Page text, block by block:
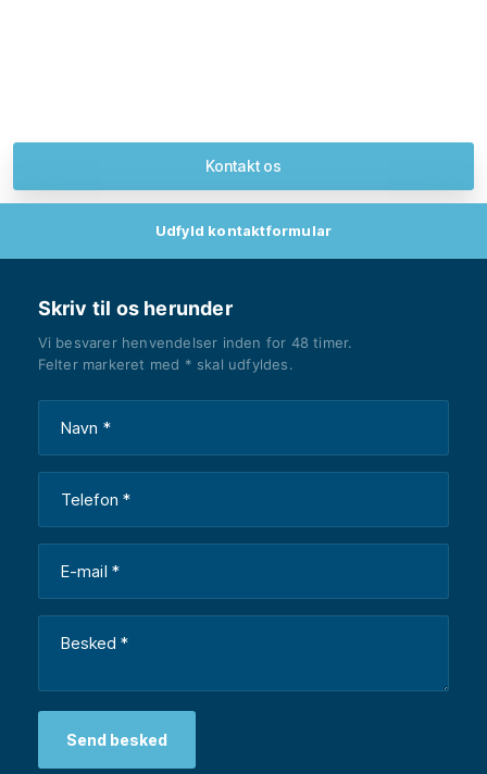
Kontakt os​
Udfyld kontaktformular
Skriv til os herunder
Vi besvarer henvendelser inden for 48 timer.
​Felter markeret med * skal udfyldes.